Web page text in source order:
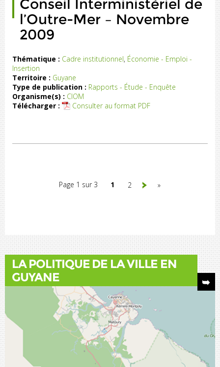
Conseil Interministériel de
l’Outre-Mer – Novembre
2009
Thématique : Cadre institutionnel, Économie - Emploi -
Insertion
Territoire : Guyane
Type de publication : Rapports - Étude - Enquête
Organisme(s) : CIOM
Télécharger :
Consulter au format PDF
Page 1 sur 3 1 2 »
LA POLITIQUE DE LA VILLE EN
GUYANE